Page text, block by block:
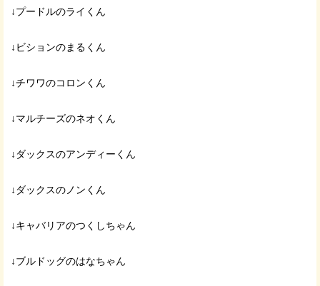
↓プードルのライくん
↓ビションのまるくん
↓チワワのコロンくん
↓マルチーズのネオくん
↓ダックスのアンディーくん
↓ダックスのノンくん
↓キャバリアのつくしちゃん
↓ブルドッグのはなちゃん